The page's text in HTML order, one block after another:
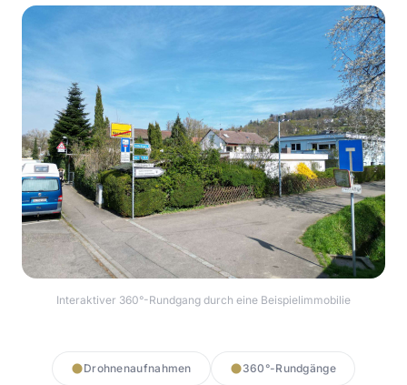
Interaktiver 360°-Rundgang durch eine Beispielimmobilie
Drohnenaufnahmen 360°-Rundgänge